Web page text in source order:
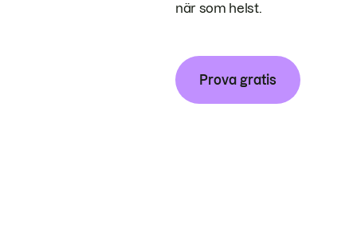
när som helst.
Prova gratis